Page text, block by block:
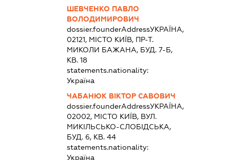
ШЕВЧЕНКО ПАВЛО
ВОЛОДИМИРОВИЧ
dossier.founderAddressУКРАЇНА,
02121, МІСТО КИЇВ, ПР-Т.
МИКОЛИ БАЖАНА, БУД. 7-Б,
КВ. 18
statements.nationality:
Україна
ЧАБАНЮК ВІКТОР САВОВИЧ
dossier.founderAddressУКРАЇНА,
02002, МІСТО КИЇВ, ВУЛ.
МИКІЛЬСЬКО-СЛОБІДСЬКА,
БУД. 6, КВ. 44
statements.nationality:
Україна